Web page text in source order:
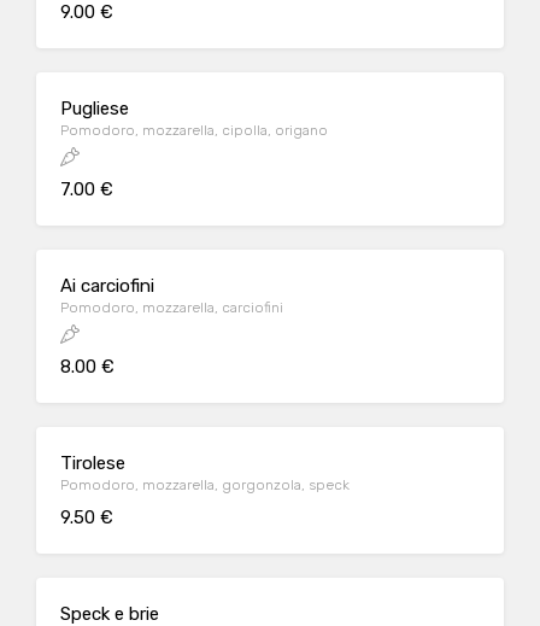
9.00 €
Pugliese
Pomodoro, mozzarella, cipolla, origano
7.00 €
Ai carciofini
Pomodoro, mozzarella, carciofini
8.00 €
Tirolese
Pomodoro, mozzarella, gorgonzola, speck
9.50 €
Speck e brie